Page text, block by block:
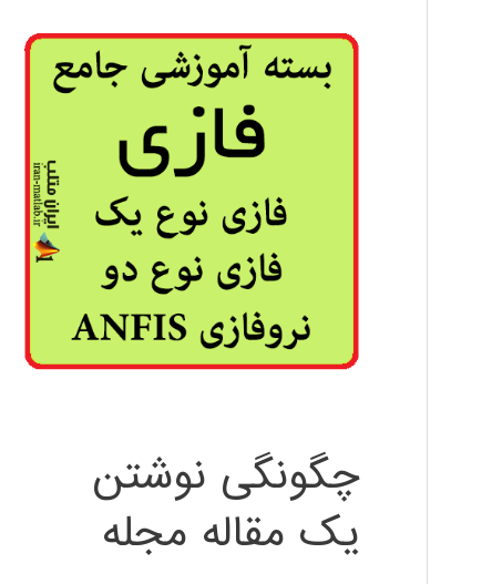
چگونگی نوشتن
یک مقاله مجله